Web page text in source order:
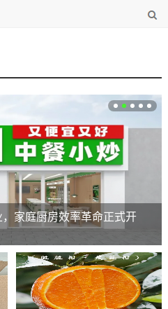
家庭厨房效率革命正式开